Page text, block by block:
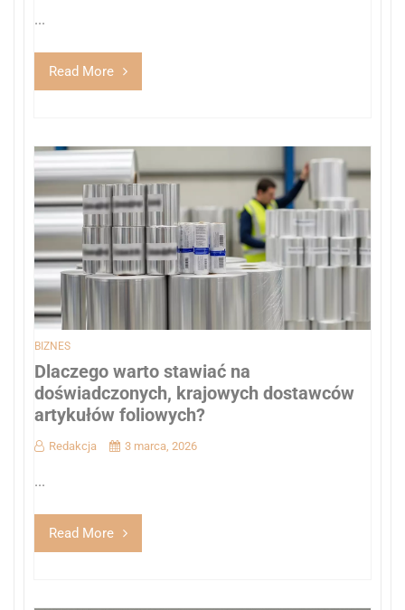
...
Read More
BIZNES
Dlaczego warto stawiać na
doświadczonych, krajowych dostawców
artykułów foliowych?
Redakcja 3 marca, 2026
...
Read More